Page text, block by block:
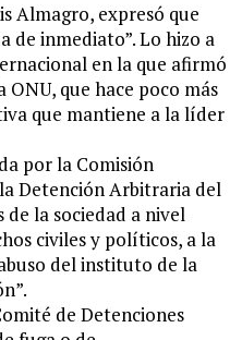
Almagro, expresó que
de inmediato”. Lo hizo a
en la que afirmó
que hace poco más
que mantiene a la líder
por la Comisión
Detención Arbitraria del
de la sociedad a nivel
civiles y políticos, a la
del instituto de la
de Detenciones